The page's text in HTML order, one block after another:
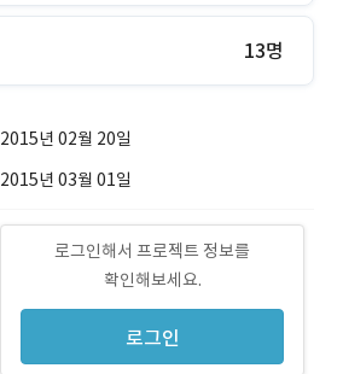
13명
2015년 02월 20일
2015년 03월 01일
로그인해서 프로젝트 정보를
확인해보세요.
로그인